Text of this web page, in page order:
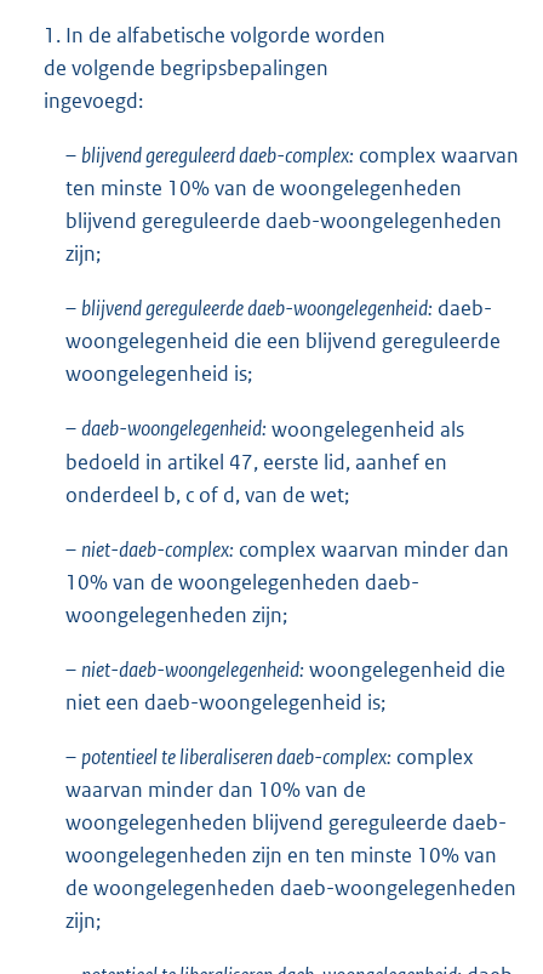
1. In de alfabetische volgorde worden
de volgende begripsbepalingen
ingevoegd:
–blijvend gereguleerd daeb-complex: complex waarvan
ten minste 10% van de woongelegenheden
blijvend gereguleerde daeb-woongelegenheden
zijn;
–blijvend gereguleerde daeb-woongelegenheid: daeb-
woongelegenheid die een blijvend gereguleerde
woongelegenheid is;
–daeb-woongelegenheid: woongelegenheid als
bedoeld in artikel 47, eerste lid, aanhef en
onderdeel b, c of d, van de wet;
– niet-daeb-complex: complex waarvan minder dan
10% van de woongelegenheden daeb-
woongelegenheden zijn;
– niet-daeb-woongelegenheid: woongelegenheid die
niet een daeb-woongelegenheid is;
– potentieel te liberaliseren daeb-complex: complex
waarvan minder dan 10% van de
woongelegenheden blijvend gereguleerde daeb-
woongelegenheden zijn en ten minste 10% van
de woongelegenheden daeb-woongelegenheden
zijn;